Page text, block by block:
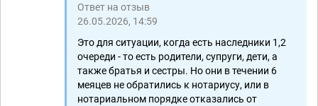
Ответ на отзыв
26.05.2026, 14:59
Это для ситуации, когда есть наследники 1,2
очереди - то есть родители, супруги, дети, а
также братья и сестры. Но они в течении 6
меяцев не обратились к нотариусу, или в
нотариальном порядке отказались от